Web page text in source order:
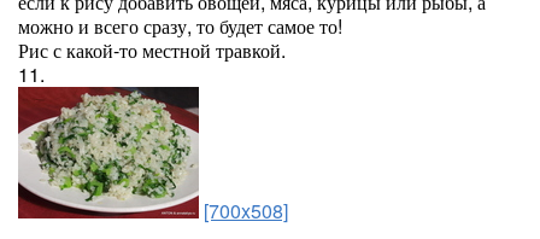
можно и всего сразу, то будет самое то!
Рис с какой-то местной травкой.
11.
[700x508]